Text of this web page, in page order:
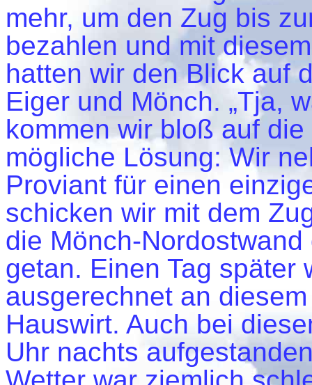
mehr, um den Zug bis
bezahlen und mit
hatten wir den Blick auf
Eiger und Mönch. „Tja,
kommen wir bloß auf
mögliche Lösung: Wir
Proviant für einen
schicken wir mit dem
die Mönch-Nordostwand
getan. Einen Tag später
ausgerechnet an
Hauswirt. Auch bei
Uhr nachts